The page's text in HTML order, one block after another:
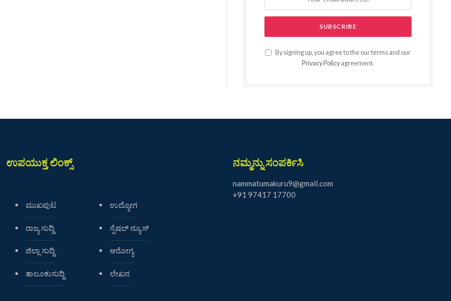
By signing up, you agree to the our terms and our
Privacy Policyagreement.
ಉಪಯುಕ್ತ ಲಿಂಕ್ಸ್
ಮುಖಪುಟ
ರಾಜ್ಯ ಸುದ್ದಿ
ಜಿಲ್ಲಾ ಸುದ್ದಿ
ತಾಲೂಕುಸುದ್ದಿ
ಉದ್ಯೋಗ
ಸ್ಪೆಷಲ್ ನ್ಯೂಸ್
ಆರೋಗ್ಯ
ಲೇಖನ
ನಮ್ಮನ್ನು ಸಂಪರ್ಕಿಸಿ
nammatumakuru9@gmail.com
+91 97417 17700